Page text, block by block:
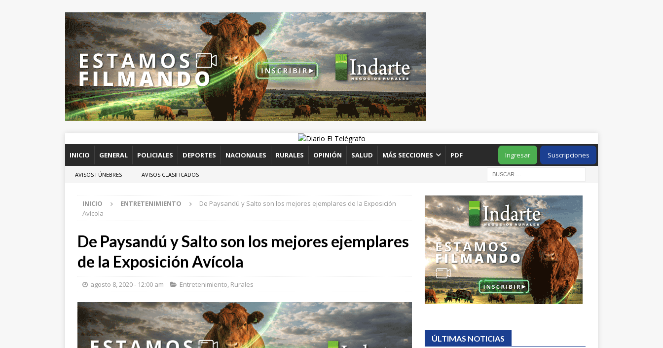
INICIO GENERAL POLICIALES DEPORTES NACIONALES RURALES OPINIÓN SALUD MÁS SECCIONES PDF Suscripciones
Ingresar
AVISOS FÚNEBRES AVISOS CLASIFICADOS
INICIO ENTRETENIMIENTO
De Paysandú y Salto son los mejores ejemplares de la Exposición
Avícola
De Paysandú y Salto son los mejores ejemplares
de la Exposición Avícola
agosto 8, 2020 - 12:00 am Entretenimiento, Rurales
ÚLTIMAS NOTICIAS